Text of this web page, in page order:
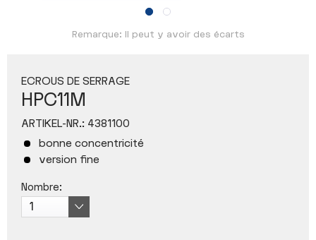
Remarque: Il peut y avoir des écarts
ECROUS DE SERRAGE
HPC11M
ARTIKEL-NR.: 4381100
bonne concentricité
version fine
Nombre: